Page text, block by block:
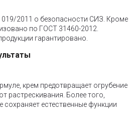
019/2011 о безопасности СИЗ. Кроме
по ГОСТ 31460-2012.
гарантировано.
крем предотвращает огрубение
растрескивания. Более того,
сохраняет естественные функции